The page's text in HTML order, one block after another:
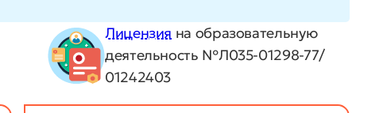
Лицензия на образовательную
деятельность №Л035-01298-77/
01242403